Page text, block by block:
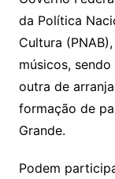
da Política
Cultura
músicos,
outra de
formação de
Grande.
Podem